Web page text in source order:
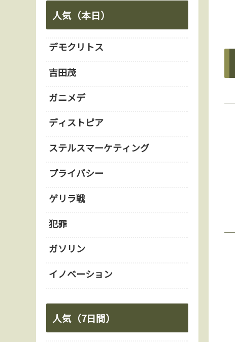
人気（本日）
デモクリトス
吉田茂
ガニメデ
ディストピア
ステルスマーケティング
プライバシー
ゲリラ戦
犯罪
ガソリン
イノベーション
人気（7日間）